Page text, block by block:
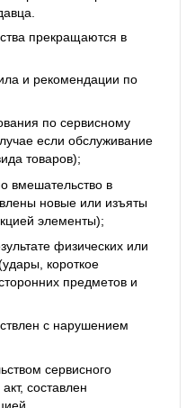
прекращаются в
и рекомендации по
по сервисному
если обслуживание
товаров);
вмешательство в
новые или изъяты
элементы);
физических или
короткое
предметов и
с нарушением
сервисного
составлен